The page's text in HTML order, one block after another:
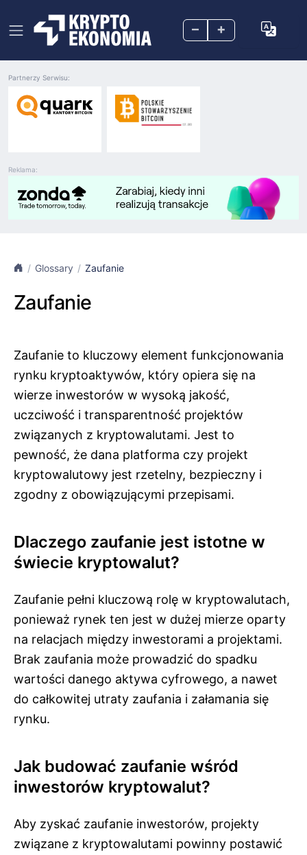
– +
Reklama:
Partnerzy Serwisu:
Glossary Zaufanie
Zaufanie
Zaufanie to kluczowy element funkcjonowania
rynku kryptoaktywów, który opiera się na
wierze inwestorów w wysoką jakość,
uczciwość i transparentność projektów
związanych z kryptowalutami. Jest to
pewność, że dana platforma czy projekt
kryptowalutowy jest rzetelny, bezpieczny i
zgodny z obowiązującymi przepisami.
Dlaczego zaufanie jest istotne w
świecie kryptowalut?
Zaufanie pełni kluczową rolę w kryptowalutach,
ponieważ rynek ten jest w dużej mierze oparty
na relacjach między inwestorami a projektami.
Brak zaufania może prowadzić do spadku
wartości danego aktywa cyfrowego, a nawet
do całkowitej utraty zaufania i załamania się
rynku.
Jak budować zaufanie wśród
inwestorów kryptowalut?
Aby zyskać zaufanie inwestorów, projekty
związane z kryptowalutami powinny postawić